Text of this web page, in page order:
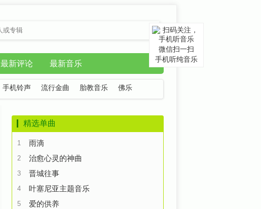
最新评论 最新音乐
手机铃声 流行金曲 胎教音乐 佛乐
精选单曲
1 雨滴
2 治愈心灵的神曲
3 晋城往事
4 叶塞尼亚主题音乐
5 爱的供养
微信扫一扫
手机听纯音乐